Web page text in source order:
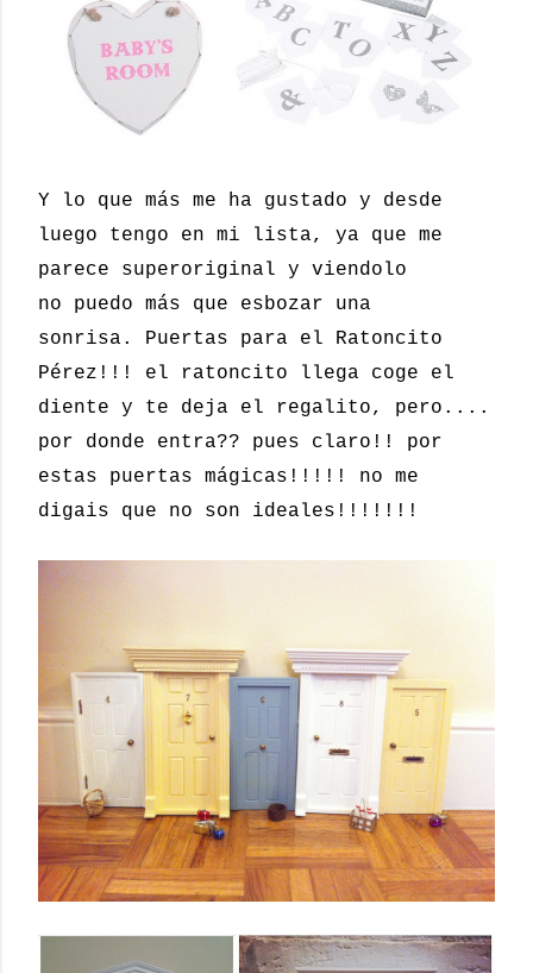
Y lo que más me ha gustado y desde
luego tengo en mi lista, ya que me
parece superoriginal y viendolo
no puedo más que esbozar una
sonrisa. Puertas para el Ratoncito
Pérez!!! el ratoncito llega coge el
diente y te deja el regalito, pero....
por donde entra?? pues claro!! por
estas puertas mágicas!!!!! no me
digais que no son ideales!!!!!!!